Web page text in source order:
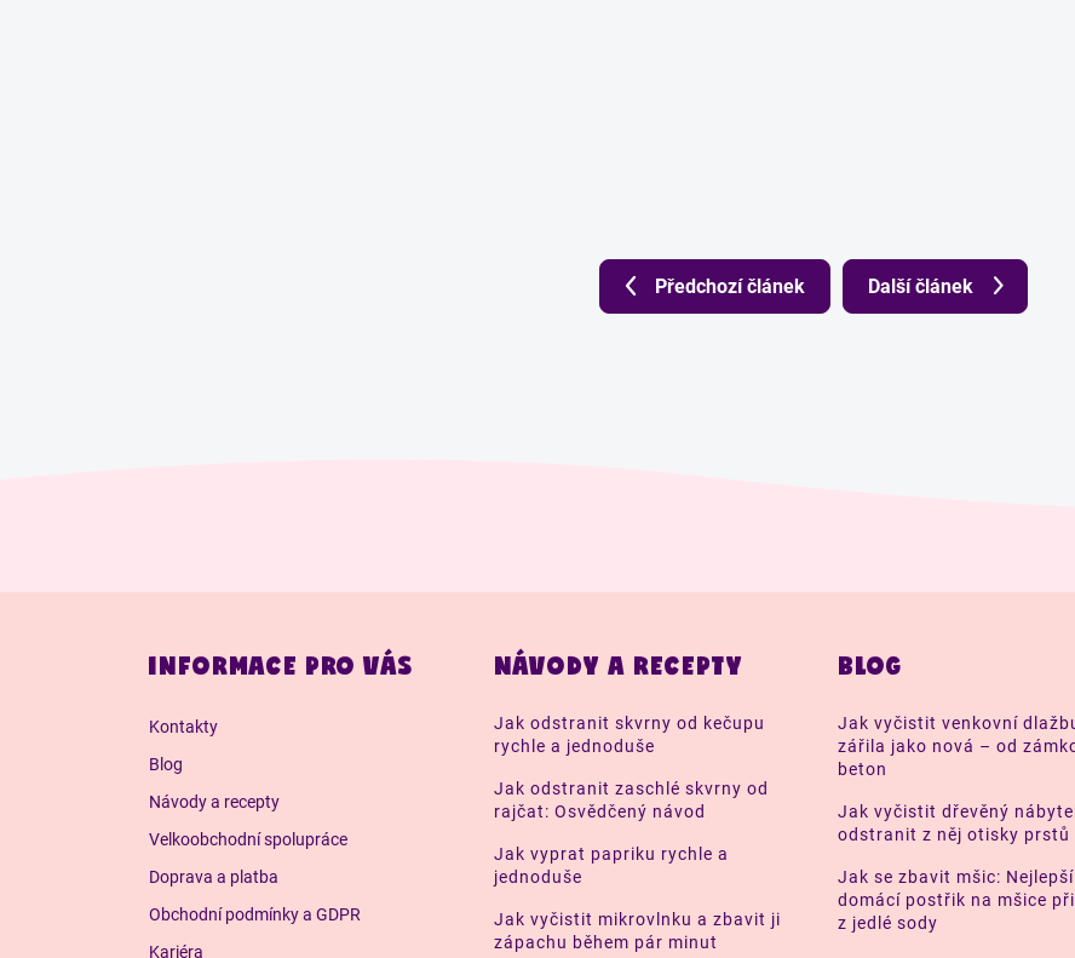
Předchozí článek Další článek
INFORMACE PRO VÁS
Kontakty
Blog
Návody a recepty
Velkoobchodní spolupráce
Doprava a platba
Obchodní podmínky a GDPR
Kariéra
NÁVODY A RECEPTY
Jak odstranit skvrny od kečupu
rychle a jednoduše
Jak odstranit zaschlé skvrny od
rajčat: Osvědčený návod
Jak vyprat papriku rychle a
jednoduše
Jak vyčistit mikrovlnku a zbavit ji
zápachu během pár minut
BLOG
Jak vyčistit venkovní
zářila jako nová – od
beton
Jak vyčistit dřevěný
odstranit z něj otisky prstů
Jak se zbavit mšic: Nejlepší
domácí postřik na mšice
z jedlé sody